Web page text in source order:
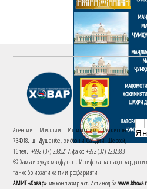
Агентии Миллии Иттилоотии Тоҷикистон
734018. ш. Душанбе, хиёбони Саъдии Шерозӣ,
16 тел.: +992 (37) 2385217, факс: +992 (37) 2232383
© Ҳамаи ҳуқуқ маҳфуз аст. Истифода ва паҳн
танҳо бо иҷозати хаттии роҳбарияти
АМИТ «Ховар» имконпазир аст. Истинод ба